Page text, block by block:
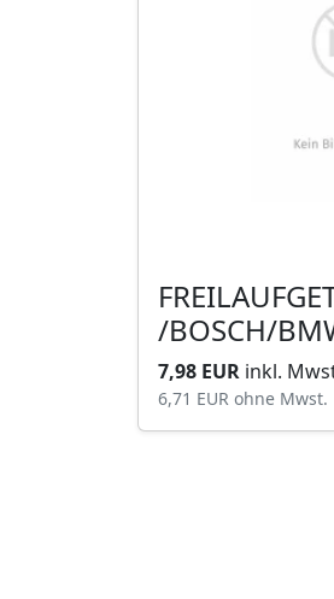
/BOSCH/
7,98 EUR inkl.
6,71 EUR ohne Mwst.